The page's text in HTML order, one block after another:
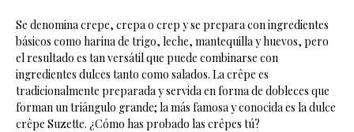
Se denomina crepe, crepa o crep y se prepara con ingredientes
básicos como harina de trigo, leche, mantequilla y huevos, pero
el resultado es tan versátil que puede combinarse con
ingredientes dulces tanto como salados. La crêpe es
tradicionalmente preparada y servida en forma de dobleces que
forman un triángulo grande; la más famosa y conocida es la dulce
crêpe Suzette. ¿Cómo has probado las crêpes tú?